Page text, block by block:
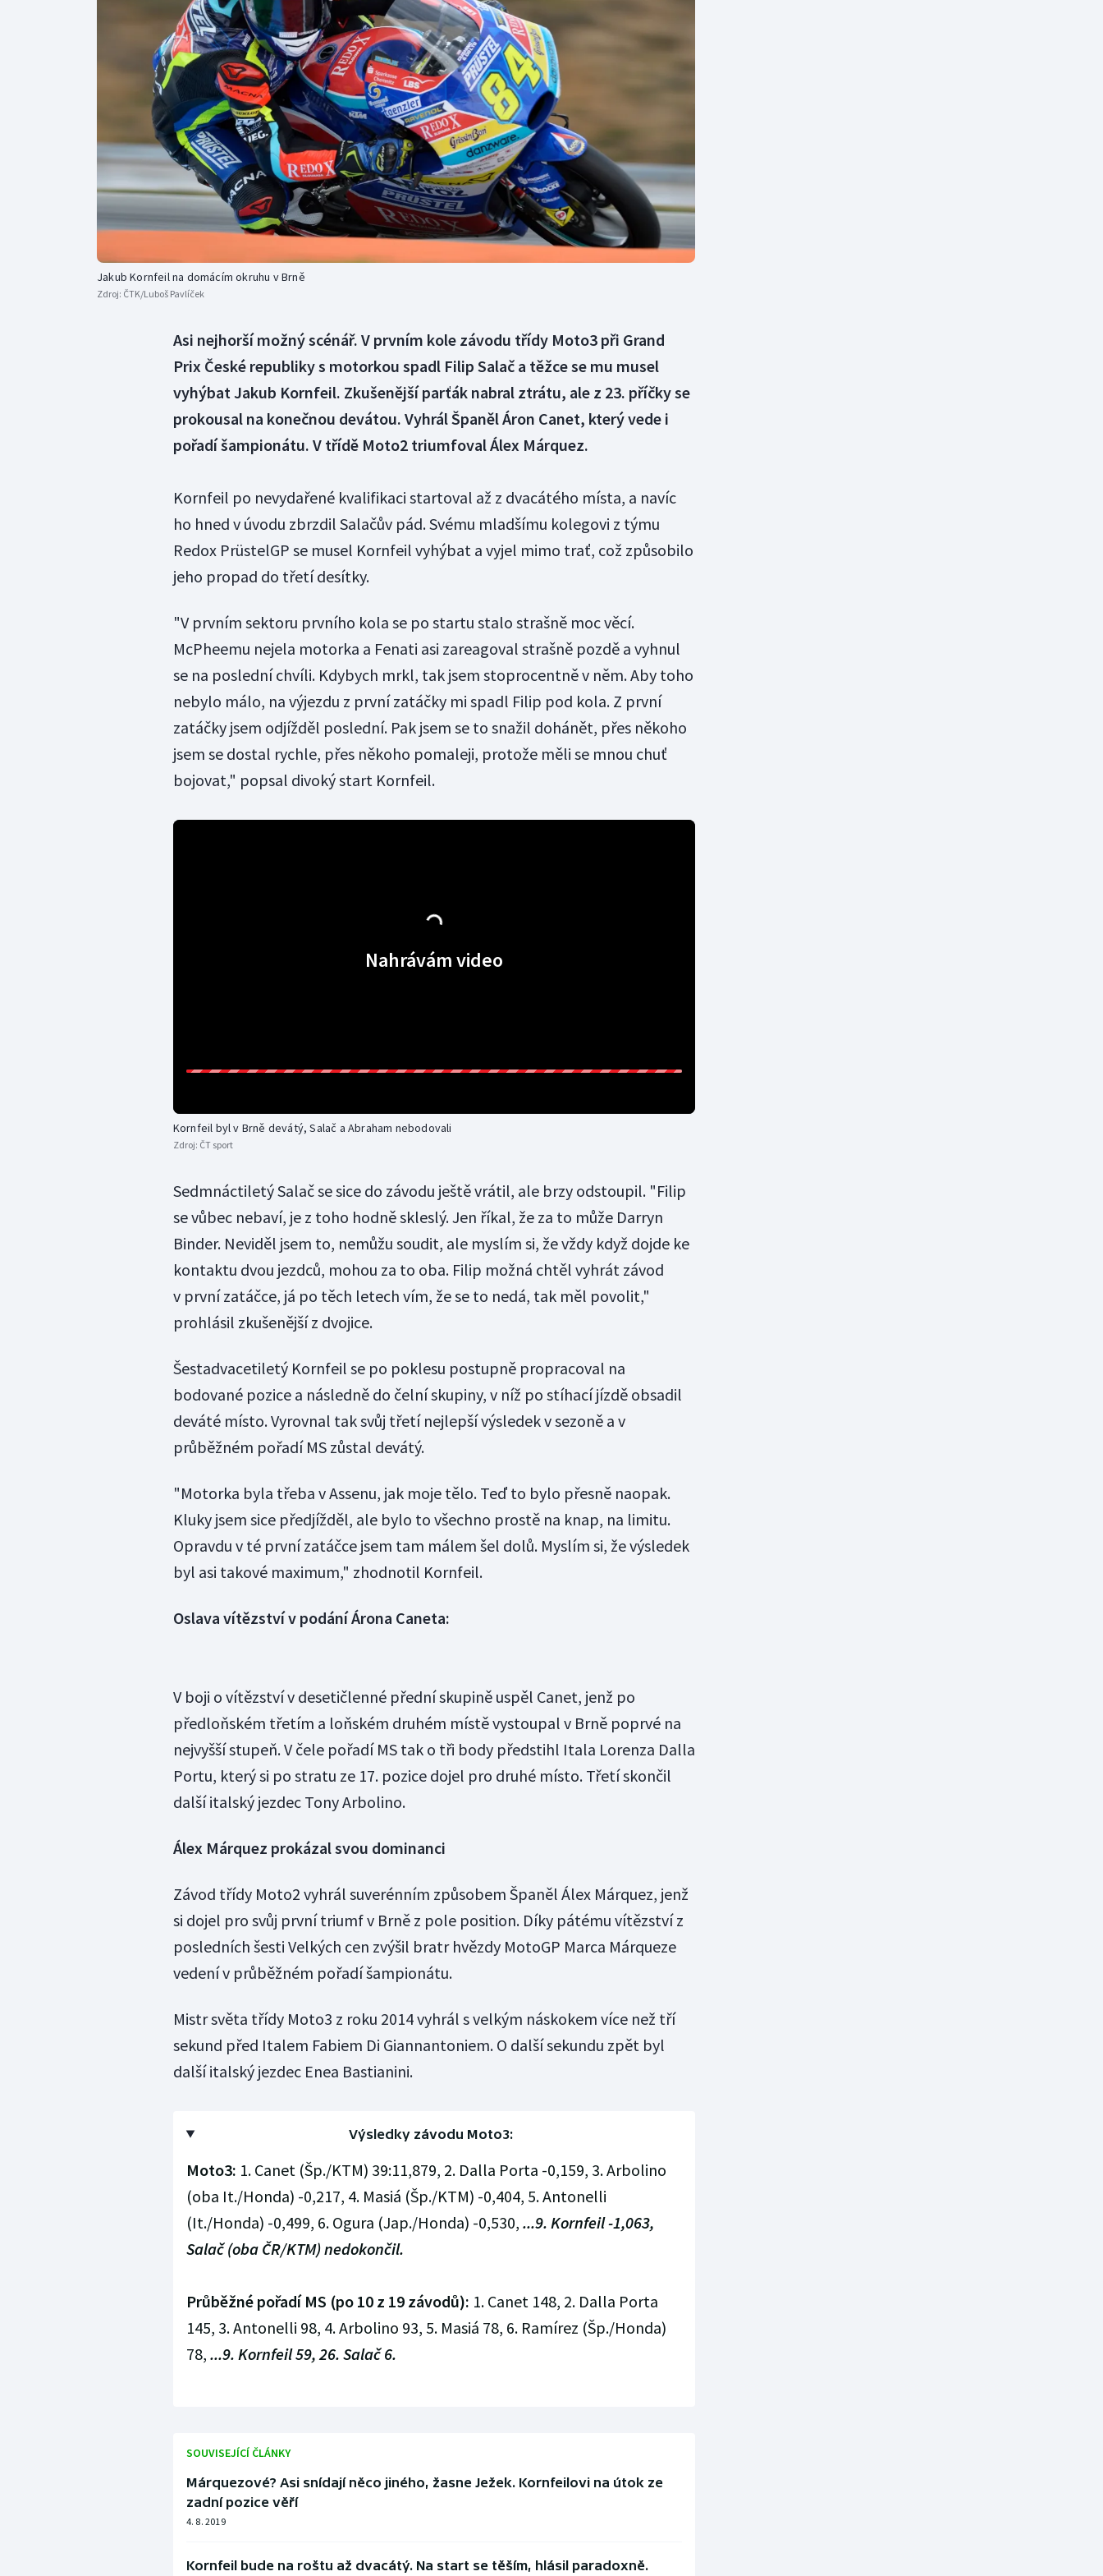
Curling
Dostihy
Florbal
Futsal
Golf
Gymnastika
Moderní pětiboj
Motorsport
Olympijské hry
Parasport
Plavání
Plážový volejbal
Volejbal
Ostatní
Jakub Kornfeil na domácím okruhu v Brně
Zdroj: ČTK/Luboš Pavlíček
Asi nejhorší možný scénář. V prvním kole závodu třídy Moto3 při Grand
Prix České republiky s motorkou spadl Filip Salač a těžce se mu musel
vyhýbat Jakub Kornfeil. Zkušenější parťák nabral ztrátu, ale z 23. příčky se
prokousal na konečnou devátou. Vyhrál Španěl Áron Canet, který vede i
pořadí šampionátu. V třídě Moto2 triumfoval Álex Márquez.
Kornfeil po nevydařené kvalifikaci startoval až z dvacátého místa, a navíc
ho hned v úvodu zbrzdil Salačův pád. Svému mladšímu kolegovi z týmu
Redox PrüstelGP se musel Kornfeil vyhýbat a vyjel mimo trať, což způsobilo
jeho propad do třetí desítky.
"V prvním sektoru prvního kola se po startu stalo strašně moc věcí.
McPheemu nejela motorka a Fenati asi zareagoval strašně pozdě a vyhnul
se na poslední chvíli. Kdybych mrkl, tak jsem stoprocentně v něm. Aby toho
nebylo málo, na výjezdu z první zatáčky mi spadl Filip pod kola. Z první
zatáčky jsem odjížděl poslední. Pak jsem se to snažil dohánět, přes někoho
jsem se dostal rychle, přes někoho pomaleji, protože měli se mnou chuť
bojovat," popsal divoký start Kornfeil.
Nahrávám video
Kornfeil byl v Brně devátý, Salač a Abraham nebodovali
Zdroj: ČT sport
Sedmnáctiletý Salač se sice do závodu ještě vrátil, ale brzy odstoupil. "Filip
se vůbec nebaví, je z toho hodně skleslý. Jen říkal, že za to může Darryn
Binder. Neviděl jsem to, nemůžu soudit, ale myslím si, že vždy když dojde ke
kontaktu dvou jezdců, mohou za to oba. Filip možná chtěl vyhrát závod
v první zatáčce, já po těch letech vím, že se to nedá, tak měl povolit,"
prohlásil zkušenější z dvojice.
Šestadvacetiletý Kornfeil se po poklesu postupně propracoval na
bodované pozice a následně do čelní skupiny, v níž po stíhací jízdě obsadil
deváté místo. Vyrovnal tak svůj třetí nejlepší výsledek v sezoně a v
průběžném pořadí MS zůstal devátý.
"Motorka byla třeba v Assenu, jak moje tělo. Teď to bylo přesně naopak.
Kluky jsem sice předjížděl, ale bylo to všechno prostě na knap, na limitu.
Opravdu v té první zatáčce jsem tam málem šel dolů. Myslím si, že výsledek
byl asi takové maximum," zhodnotil Kornfeil.
Oslava vítězství v podání Árona Caneta:
V boji o vítězství v desetičlenné přední skupině uspěl Canet, jenž po
předloňském třetím a loňském druhém místě vystoupal v Brně poprvé na
nejvyšší stupeň. V čele pořadí MS tak o tři body předstihl Itala Lorenza Dalla
Portu, který si po stratu ze 17. pozice dojel pro druhé místo. Třetí skončil
další italský jezdec Tony Arbolino.
Álex Márquez prokázal svou dominanci
Závod třídy Moto2 vyhrál suverénním způsobem Španěl Álex Márquez, jenž
si dojel pro svůj první triumf v Brně z pole position. Díky pátému vítězství z
posledních šesti Velkých cen zvýšil bratr hvězdy MotoGP Marca Márqueze
vedení v průběžném pořadí šampionátu.
Mistr světa třídy Moto3 z roku 2014 vyhrál s velkým náskokem více než tří
sekund před Italem Fabiem Di Giannantoniem. O další sekundu zpět byl
další italský jezdec Enea Bastianini.
Výsledky závodu Moto3:
Moto3: 1. Canet (Šp./KTM) 39:11,879, 2. Dalla Porta -0,159, 3. Arbolino
(oba It./Honda) -0,217, 4. Masiá (Šp./KTM) -0,404, 5. Antonelli
(It./Honda) -0,499, 6. Ogura (Jap./Honda) -0,530, ...9. Kornfeil -1,063,
Salač (oba ČR/KTM) nedokončil.
Průběžné pořadí MS (po 10 z 19 závodů): 1. Canet 148, 2. Dalla Porta
145, 3. Antonelli 98, 4. Arbolino 93, 5. Masiá 78, 6. Ramírez (Šp./Honda)
78, ...9. Kornfeil 59, 26. Salač 6.
SOUVISEJÍCÍ ČLÁNKY
Márquezové? Asi snídají něco jiného, žasne Ježek. Kornfeilovi na útok ze
zadní pozice věří
4. 8. 2019
Kornfeil bude na roštu až dvacátý. Na start se těším, hlásil paradoxně.